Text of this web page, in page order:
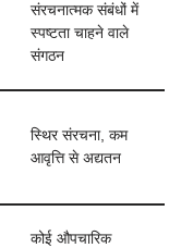
संरचनात्मक संबंधों में
स्पष्टता चाहने वाले
संगठन
स्थिर संरचना, कम
आवृत्ति से अद्यतन
कोई औपचारिक